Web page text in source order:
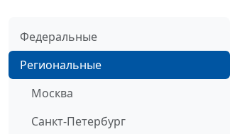
Федеральные
Региональные
Москва
Санкт-Петербург